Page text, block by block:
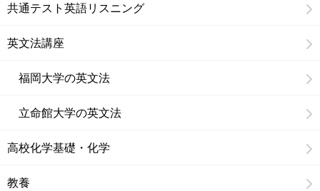
共通テスト英語リスニング
英文法講座
福岡大学の英文法
立命館大学の英文法
高校化学基礎・化学
教養